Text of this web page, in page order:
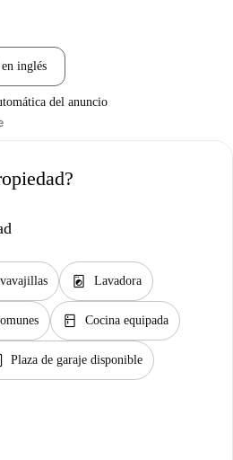
inglés
del anuncio
local_laundry_service Lavadora
kitchen Cocina equipada
Plaza de garaje disponible